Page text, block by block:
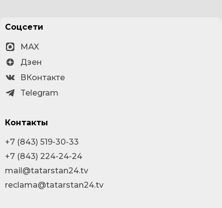
Соцсети
MAX
Дзен
ВКонтакте
Telegram
Контакты
+7 (843) 519-30-33
+7 (843) 224-24-24
mail@tatarstan24.tv
reclama@tatarstan24.tv